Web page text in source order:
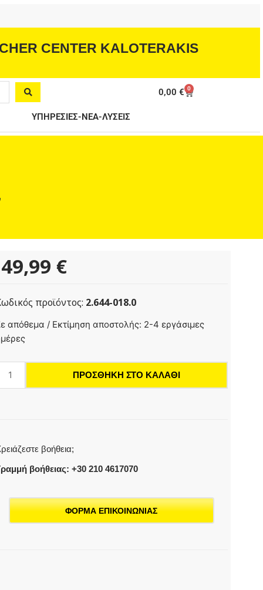
CENTER KALOTERAKIS
0,00€ 0
Cart
ΥΠΗΡΕΣΙΕΣ-ΝΕΑ-ΛΥΣΕΙΣ
49,99€
προϊόντος: 2.644-018.0
απόθεμα / Εκτίμηση αποστολής: 2-4 εργάσιμες
ποσότητα
ΠΡΟΣΘΉΚΗ ΣΤΟ ΚΑΛΆΘΙ
βοήθεια;
βοήθειας: +30 210 4617070
ΦΟΡΜΑ ΕΠΙΚΟΙΝΩΝΙΑΣ